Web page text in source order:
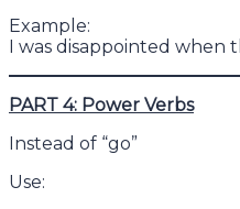
Example:
I was disappointed when
PART 4: Power Verbs
Instead of “go”
Use: